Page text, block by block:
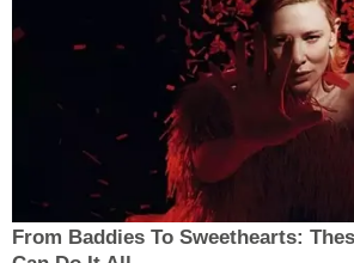
From Baddies To Sweethearts: